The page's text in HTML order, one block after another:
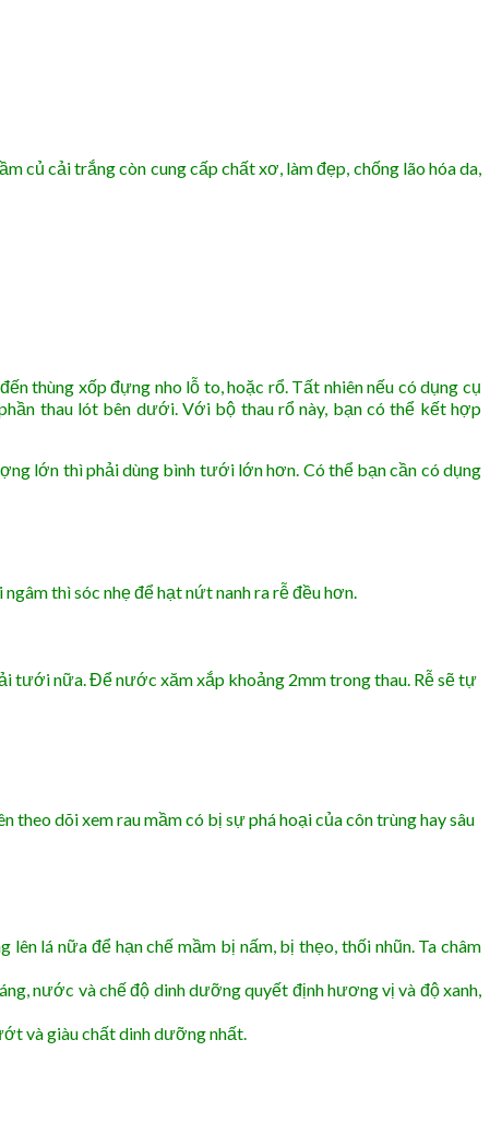
củ cải trắng còn cung cấp chất xơ, làm đẹp, chống lão hóa da,
thùng xốp đựng nho lỗ to, hoặc rổ. Tất nhiên nếu có dụng cụ
thau lót bên dưới. Với bộ thau rổ này, bạn có thể kết hợp
lớn thì phải dùng bình tưới lớn hơn. Có thể bạn cần có dụng
thì sóc nhẹ để hạt nứt nanh ra rễ đều hơn.
tưới nữa. Để nước xăm xắp khoảng 2mm trong thau. Rễ sẽ tự
dõi xem rau mầm có bị sự phá hoại của côn trùng hay sâu
lá nữa để hạn chế mầm bị nấm, bị thẹo, thối nhũn. Ta châm
nước và chế độ dinh dưỡng quyết định hương vị và độ xanh,
và giàu chất dinh dưỡng nhất.